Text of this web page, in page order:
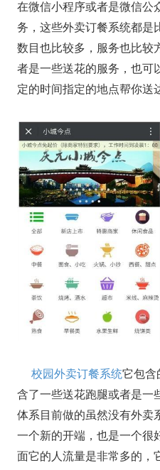
在微信小程序或者是微信公
务，这些外卖订餐系统都是
数目也比较多，服务也比较
者是一些送花的服务，也可
定的时间指定的地点帮你送
校园外卖订餐系统它包含
含了一些送花跑腿或者是一
体系目前做的虽然没有外卖
一个新的开端，也是一个很
面它的人流量是非常多的，